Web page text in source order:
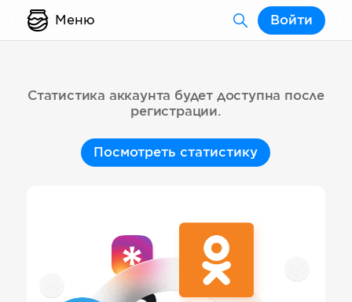
Меню Войти
Статистика аккаунта будет доступна после
регистрации.
Посмотреть статистику